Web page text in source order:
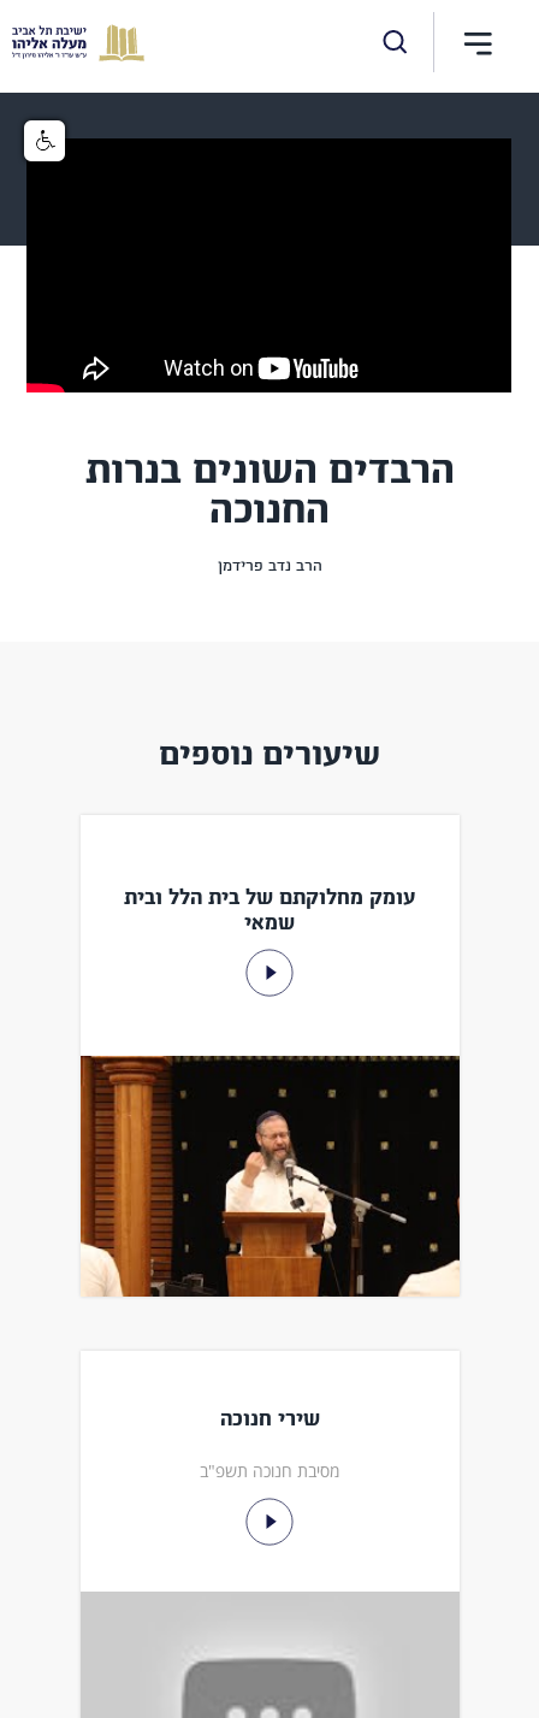
הרבדים השונים בנרות
החנוכה
הרב נדב פרידמן
שיעורים נוספים
עומק מחלוקתם של בית הלל ובית
שמאי
שירי חנוכה
מסיבת חנוכה תשפ"ב